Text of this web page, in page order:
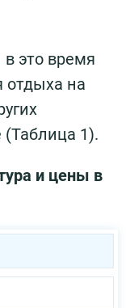
это время
отдыха на
1).
и цены в